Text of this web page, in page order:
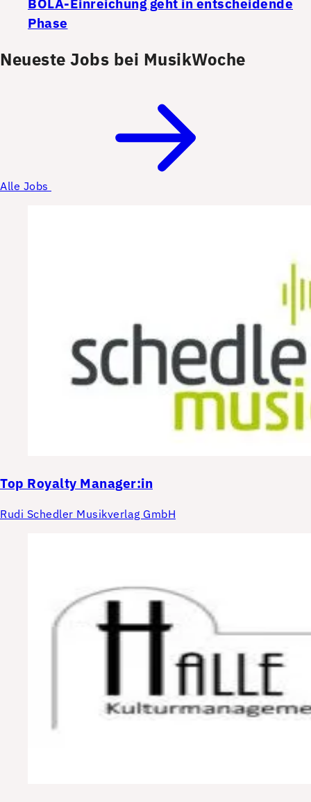
BOLA-Einreichung geht in entscheidende
Phase
Neueste Jobs bei MusikWoche
Alle Jobs
Top Royalty Manager:in
Rudi Schedler Musikverlag GmbH